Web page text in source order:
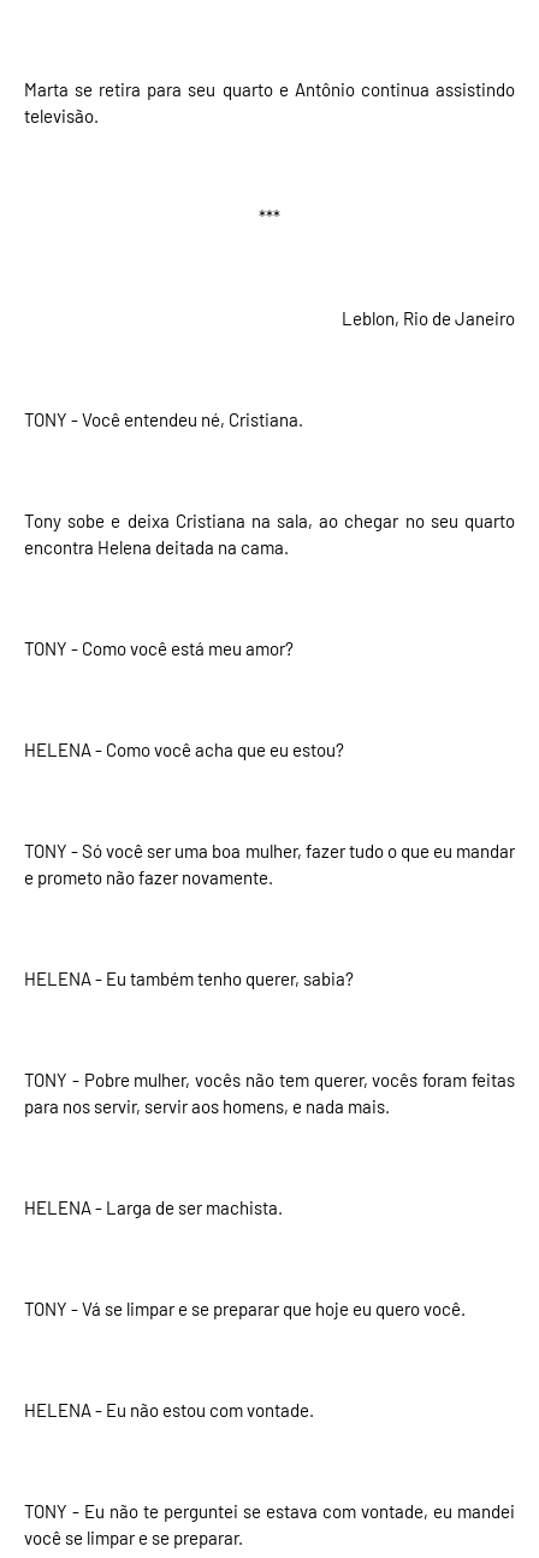
Marta se retira para seu quarto e Antônio continua assistindo
televisão.
***
Leblon, Rio de Janeiro
TONY - Você entendeu né, Cristiana.
Tony sobe e deixa Cristiana na sala, ao chegar no seu quarto
encontra Helena deitada na cama.
TONY - Como você está meu amor?
HELENA - Como você acha que eu estou?
TONY - Só você ser uma boa mulher, fazer tudo o que eu mandar
e prometo não fazer novamente.
HELENA - Eu também tenho querer, sabia?
TONY - Pobre mulher, vocês não tem querer, vocês foram feitas
para nos servir, servir aos homens, e nada mais.
HELENA - Larga de ser machista.
TONY - Vá se limpar e se preparar que hoje eu quero você.
HELENA - Eu não estou com vontade.
TONY - Eu não te perguntei se estava com vontade, eu mandei
você se limpar e se preparar.